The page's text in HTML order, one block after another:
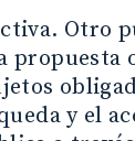
Otro
propuesta
y el